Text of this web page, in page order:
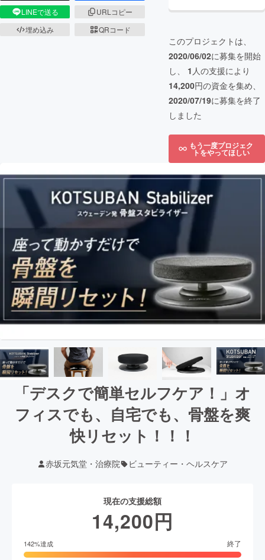
LINEで送る
URLコピー
埋め込み
QRコード
このプロジェクトは、
2020/06/02に募集を開始
し、 1 人の支援により
14,200円の資金を集め、
2020/07/19に募集を終了
しました
もう一度プロジェク
トをやってほしい
「デスクで簡単セルフケア！」オ
フィスでも、自宅でも、骨盤を爽
快リセット！！！
赤坂元気堂・治療院 ビューティー・ヘルスケア
現在の支援総額
14,200円
142%達成 終了